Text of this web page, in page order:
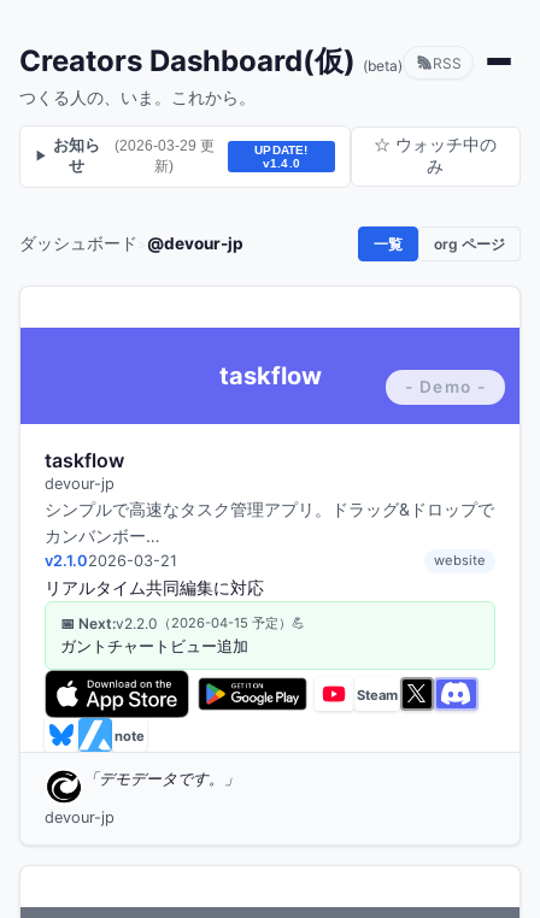
Creators Dashboard(仮) (beta) RSS
つくる人の、いま。これから。
▶
お知ら
せ
(2026-03-29 更
新)
UPDATE!
v1.4.0
☆ ウォッチ中の
み
ダッシュボード @devour-jp 一覧 org ページ
taskflow
taskflow
devour-jp
シンプルで高速なタスク管理アプリ。ドラッグ&ドロップで
カンバンボー…
v2.1.02026-03-21 website
リアルタイム共同編集に対応
📅 Next:v2.2.0 （2026-04-15 予定） 💪
ガントチャートビュー追加
デモデータです。
devour-jp